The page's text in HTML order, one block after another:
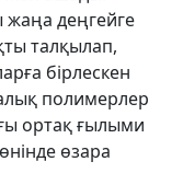
деңгейге
талқылап,
бірлескен
полимерлер
ортақ ғылыми
өзара